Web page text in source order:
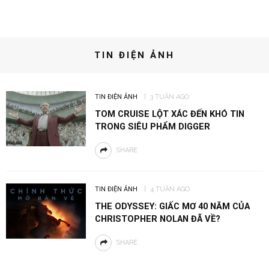
TIN ĐIỆN ẢNH
TIN ĐIỆN ẢNH 3 TUẦN AGO
TOM CRUISE LỘT XÁC ĐẾN KHÓ TIN
TRONG SIÊU PHẨM DIGGER
SHARE
TIN ĐIỆN ẢNH 4 TUẦN AGO
THE ODYSSEY: GIẤC MƠ 40 NĂM CỦA
CHRISTOPHER NOLAN ĐÃ VỀ?
SHARE